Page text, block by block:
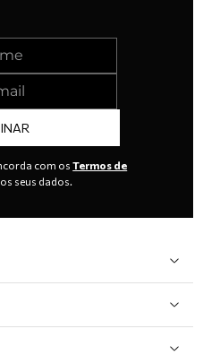
com osTermos de
seus dados.